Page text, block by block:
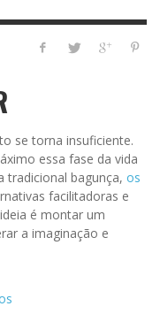
se torna insuficiente.
essa fase da vida
tradicional bagunça, os
facilitadoras e
é montar um
a imaginação e